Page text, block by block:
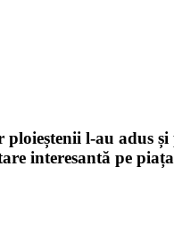
l-au adus
interesantă pe